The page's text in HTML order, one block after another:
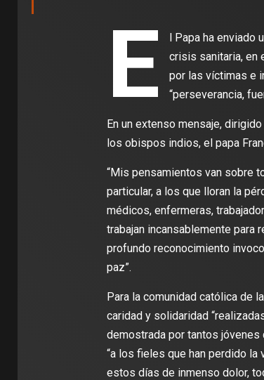
E
l Papa ha enviado
crisis sanitaria, en
por las víctimas e
“perseverancia,
En un extenso mensaje,
los obispos indios, el papa
“Mis pensamientos van sobre
particular, a los que lloran la
médicos, enfermeras,
trabajan incansablemente para
profundo reconocimiento
paz”.
Para la comunidad católica de
caridad y solidaridad
demostrada por tantos jóvenes
“a los fieles que han perdido
estos días de inmenso dolor,